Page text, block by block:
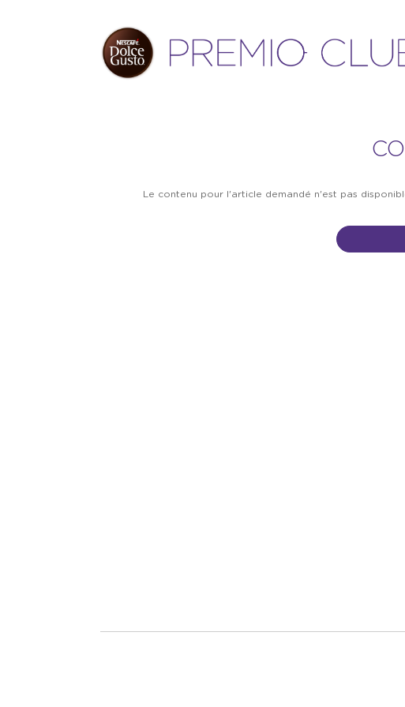
Le contenu pour l'article demandé n'est pas